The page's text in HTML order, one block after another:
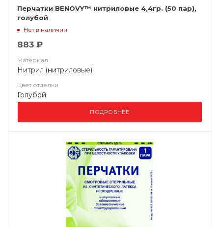
Перчатки BENOVY™ нитриловые 4,4гр. (50 пар),
голубой
Нет в наличии
883 ₽
Материал
Нитрил (нитриловые)
Цвет отделки
Голубой
ПОДРОБНЕЕ